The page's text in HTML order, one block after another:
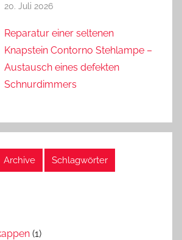
20. Juli 2026
Reparatur einer seltenen
Knapstein Contorno Stehlampe –
Austausch eines defekten
Schnurdimmers
Archive Schlagwörter
(1)